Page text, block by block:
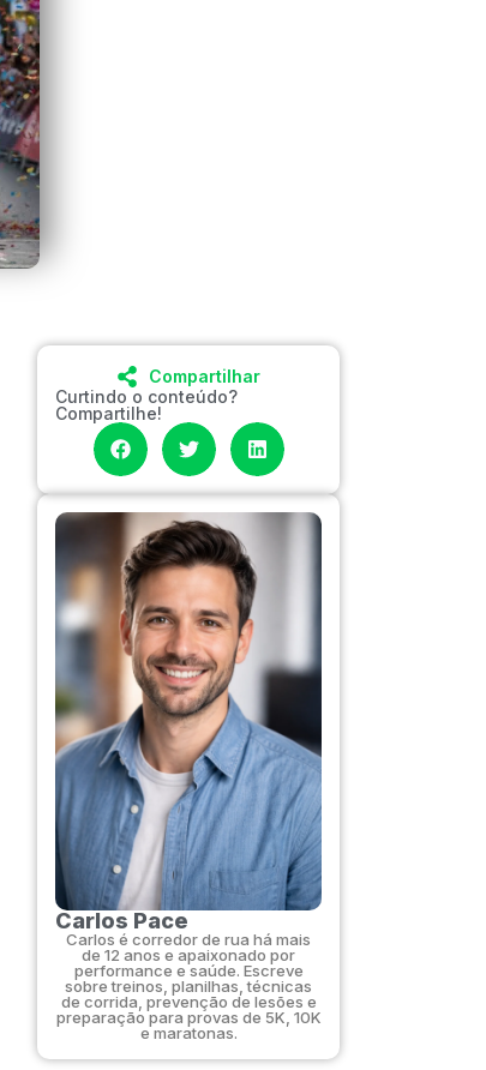
Compartilhar
Curtindo o conteúdo?
Compartilhe!
Carlos Pace
Carlos é corredor de rua há mais
de 12 anos e apaixonado por
performance e saúde. Escreve
sobre treinos, planilhas, técnicas
de corrida, prevenção de lesões e
preparação para provas de 5K, 10K
e maratonas.